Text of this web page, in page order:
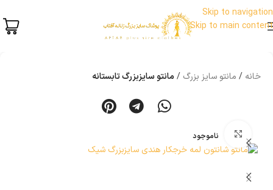
Skip to navigation
Skip to main content
خانه مانتو سایز بزرگ مانتو سایزبزرگ تابستانه
ناموجود
بزرگنمایی تصویر